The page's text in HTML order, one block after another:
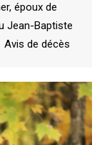
époux de
Jean-Baptiste
de décès